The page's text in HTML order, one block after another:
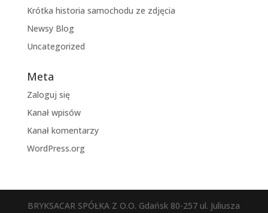
Krótka historia samochodu ze zdjęcia
Newsy Blog
Uncategorized
Meta
Zaloguj się
Kanał wpisów
Kanał komentarzy
WordPress.org
BRYKSACAR SPÓŁKA Z O.O. Gdańsk 80-257 ul. Juliusza